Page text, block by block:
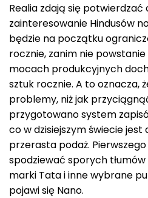
Realia zdają się
zainteresowanie Hindusów
będzie na początku
rocznie, zanim nie
mocach produkcyjnych
sztuk rocznie. A to oznacza,
problemy, niż jak
przygotowano system
co w dzisiejszym świecie jest
przerasta podaż.
spodziewać sporych
marki Tata i inne wybrane
pojawi się Nano.